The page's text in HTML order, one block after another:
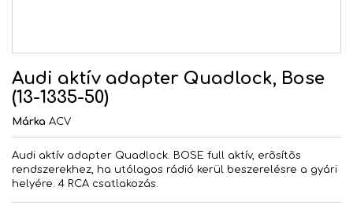
Audi aktív adapter Quadlock, Bose
(13-1335-50)
Márka ACV
Audi aktív adapter Quadlock. BOSE full aktív, erõsítõs
rendszerekhez, ha utólagos rádió kerül beszerelésre a gyári
helyére. 4 RCA csatlakozás.